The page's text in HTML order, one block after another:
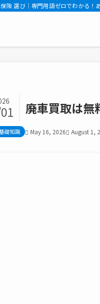
険 選び｜専門用語ゼロでわかる！
廃車買取は無
礎知識 May 16, 2026 August 1,